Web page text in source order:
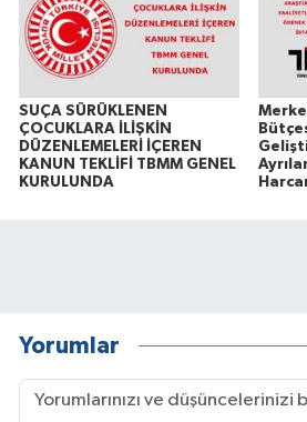
SUÇA SÜRÜKLENEN
ÇOCUKLARA İLİŞKİN
DÜZENLEMELERİ İÇEREN
KANUN TEKLİFİ TBMM GENEL
KURULUNDA
Yorumlar